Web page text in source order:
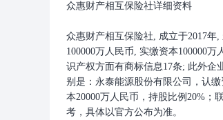
众惠财产相互保险社详细资料
众惠财产相互保险社, 成立于2017
100000万人民币, 实缴资本100000
识产权方面有商标信息17条; 此外企
别是：永泰能源股份有限公司，认
本20000万人民币，持股比例20%；
考，具体以官方公布为准。